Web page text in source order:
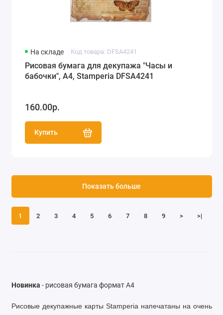
На складе Код товара: DFSA4241
Рисовая бумага для декупажа "Часы и
бабочки", А4, Stamperia DFSA4241
160.00р.
Купить
1 2 3 4 5 6 7 8 9 > >|
Показать больше
Новинка - рисовая бумага формат А4
Рисовые декупажные карты Stamperia напечатаны на очень